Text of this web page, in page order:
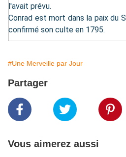
l'avait prévu.
Conrad est mort dans la paix du
confirmé son culte en 1795.
#Une Merveille par Jour
Partager
Vous aimerez aussi